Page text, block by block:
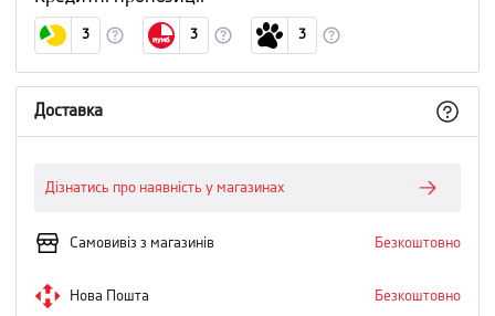
3 3 3
Доставка
Дізнатись про наявність у магазинах
Самовивіз з магазинів Безкоштовно
Нова Пошта Безкоштовно